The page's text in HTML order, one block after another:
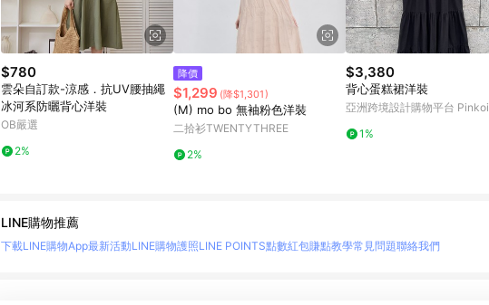
$780
雲朵自訂款-涼感．抗UV腰抽繩
冰河系防曬背心洋裝
OB嚴選
2%
降價
$1,299 (降$1,301)
(M) mo bo 無袖粉色洋裝
二拾衫TWENTYTHREE
2%
$3,380
背心蛋糕裙洋裝
亞洲跨境設計購物平台 Pinkoi
1%
LINE購物推薦
下載LINE購物App最新活動LINE購物護照LINE POINTS點數紅包賺點教學常見問題聯絡我們